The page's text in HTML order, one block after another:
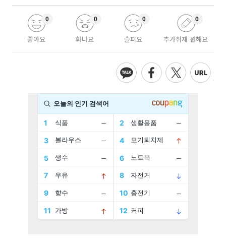
좋아요
0
화나요
0
슬퍼요
0
추가취재 원해요
0